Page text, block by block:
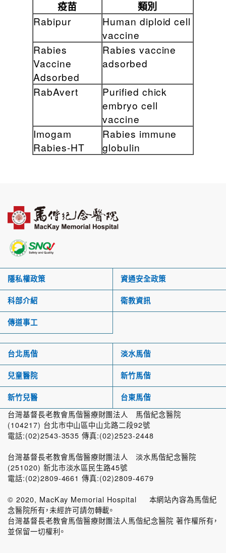
疫苗 類別
Rabipur
Human diploid cell
vaccine
Rabies
Vaccine
Adsorbed
Rabies vaccine
adsorbed
RabAvert
Purified chick
embryo cell
vaccine
Imogam
Rabies-HT
Rabies immune
globulin
隱私權政策 資通安全政策
科部介紹 衛教資訊
傳道事工
台北馬偕 淡水馬偕
兒童醫院 新竹馬偕
新竹兒醫 台東馬偕
台灣基督長老教會馬偕醫療財團法人 馬偕紀念醫院
(104217) 台北市中山區中山北路二段92號
電話:(02)2543-3535 傳真:(02)2523-2448
台灣基督長老教會馬偕醫療財團法人 淡水馬偕紀念醫院
(251020) 新北市淡水區民生路45號
電話:(02)2809-4661 傳真:(02)2809-4679
© 2020, MacKay Memorial Hospital 本網站內容為馬偕紀
念醫院所有，未經許可請勿轉載。
台灣基督長老教會馬偕醫療財團法人馬偕紀念醫院 著作權所有，
並保留一切權利。